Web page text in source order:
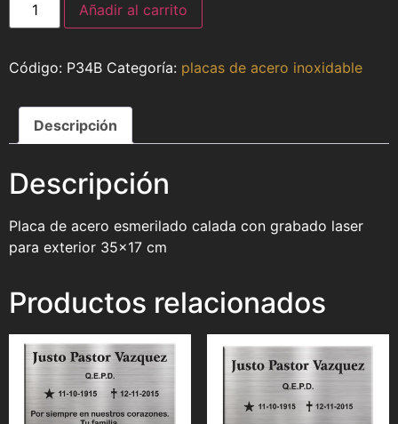
Añadir al carrito
P34B Categoría: placas de acero inoxidable
Descripción
Descripción
Placa de acero esmerilado calada con grabado laser
para exterior 35×17 cm
Productos relacionados